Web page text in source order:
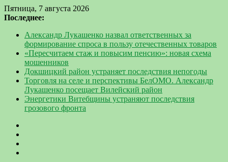
Пятница, 7 августа 2026
Последнее:
Александр Лукашенко назвал ответственных за
формирование спроса в пользу отечественных товаров
«Пересчитаем стаж и повысим пенсию»: новая схема
мошенников
Докшицкий район устраняет последствия непогоды
Торговля на селе и перспективы БелОМО. Александр
Лукашенко посещает Вилейский район
Энергетики Витебщины устраняют последствия
грозового фронта